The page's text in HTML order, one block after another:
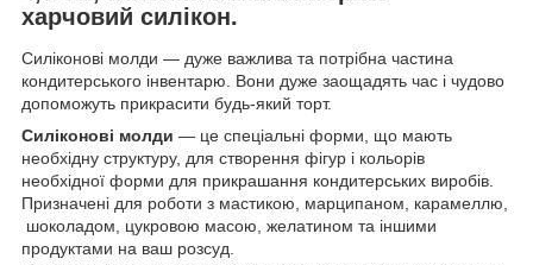
харчовий силікон.
Силіконові молди — дуже важлива та потрібна частина
кондитерського інвентарю. Вони дуже заощадять час і чудово
допоможуть прикрасити будь-який торт.
Силіконові молди — це спеціальні форми, що мають
необхідну структуру, для створення фігур і кольорів
необхідної форми для прикрашання кондитерських виробів.
Призначені для роботи з мастикою, марципаном, карамеллю,
шоколадом, цукровою масою, желатином та іншими
продуктами на ваш розсуд.